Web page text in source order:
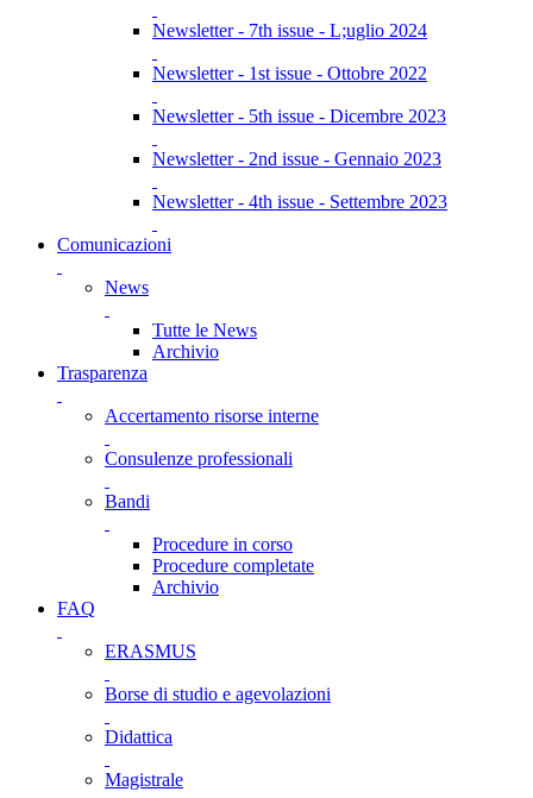
Newsletter - 7th issue - L;uglio 2024
Newsletter - 1st issue - Ottobre 2022
Newsletter - 5th issue - Dicembre 2023
Newsletter - 2nd issue - Gennaio 2023
Newsletter - 4th issue - Settembre 2023
Comunicazioni
News
Tutte le News
Archivio
Trasparenza
Accertamento risorse interne
Consulenze professionali
Bandi
Procedure in corso
Procedure completate
Archivio
FAQ
ERASMUS
Borse di studio e agevolazioni
Didattica
Magistrale